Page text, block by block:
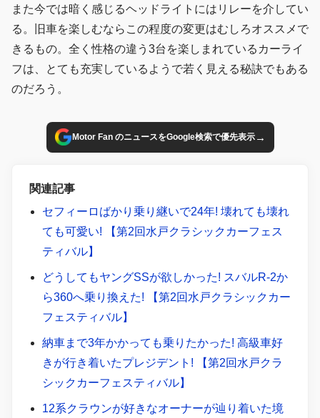
また今では暗く感じるヘッドライトにはリレーを介してい
る。旧車を楽しむならこの程度の変更はむしろオススメで
きるもの。全く性格の違う3台を楽しまれているカーライ
フは、とても充実しているようで若く見える秘訣でもある
のだろう。
Motor Fan のニュースをGoogle検索で優先表示→
関連記事
セフィーロばかり乗り継いで24年! 壊れても壊れ
ても可愛い! 【第2回水戸クラシックカーフェス
ティバル】
どうしてもヤングSSが欲しかった! スバルR-2か
ら360へ乗り換えた! 【第2回水戸クラシックカー
フェスティバル】
納車まで3年かかっても乗りたかった! 高級車好
きが行き着いたプレジデント! 【第2回水戸クラ
シックカーフェスティバル】
12系クラウンが好きなオーナーが辿り着いた境